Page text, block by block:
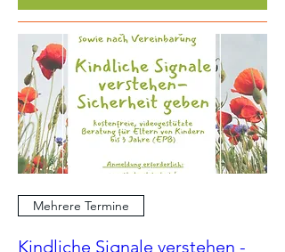
Mehrere Termine
Kindliche Signale verstehen -